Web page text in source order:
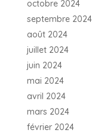
octobre 2024
septembre 2024
août 2024
juillet 2024
juin 2024
mai 2024
avril 2024
mars 2024
février 2024